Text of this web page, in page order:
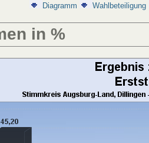
Diagramm Wahlbeteiligung
in %